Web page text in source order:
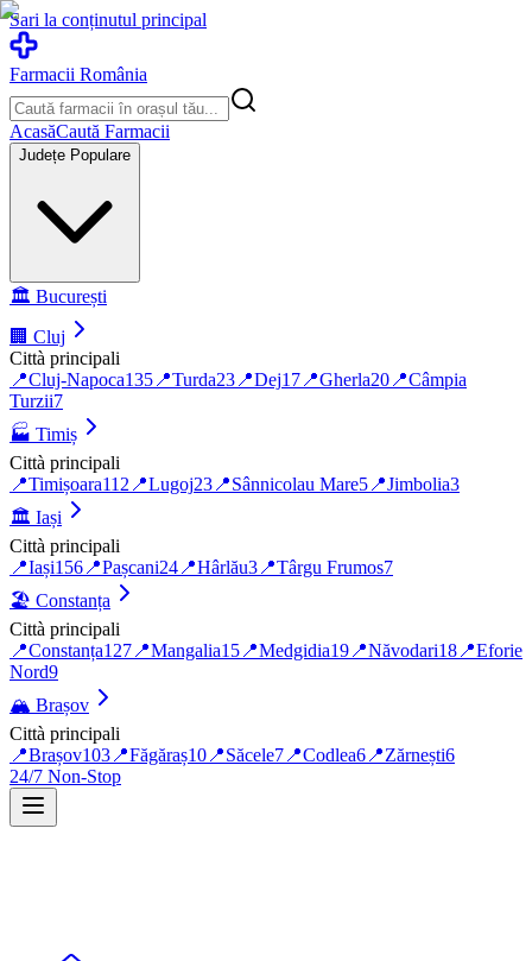
Sari la conținutul principal
Farmacii România
AcasăCaută Farmacii
Județe Populare
🏛️ București
🏢 Cluj
Città principali
📍Cluj-Napoca135 📍Turda23 📍Dej17 📍Gherla20 📍Câmpia
Turzii7
🏭 Timiș
Città principali
📍Timișoara112 📍Lugoj23 📍Sânnicolau Mare5 📍Jimbolia3
🏛️ Iași
Città principali
📍Iași156 📍Pașcani24 📍Hârlău3 📍Târgu Frumos7
🏖️ Constanța
Città principali
📍Constanța127 📍Mangalia15 📍Medgidia19 📍Năvodari18 📍Eforie
Nord9
🏔️ Brașov
Città principali
📍Brașov103 📍Făgăraș10 📍Săcele7 📍Codlea6 📍Zărnești6
24/7 Non-Stop